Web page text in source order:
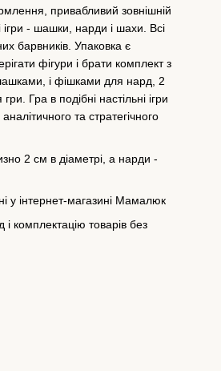
привабливий зовнішній
ігри - шашки, нарди і шахи. Всі
барвників. Упаковка є
фігури і брати комплект з
і фішками для нард, 2
Гра в подібні настільні ігри
та стратегічного
2 см в діаметрі, а нарди -
у інтернет-магазині Мамалюк
комплектацію товарів без